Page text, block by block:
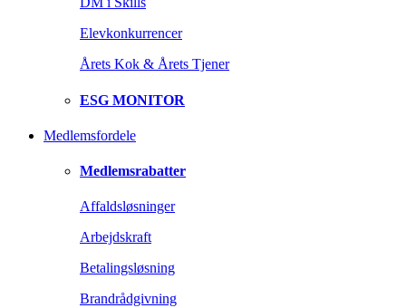
Elevkonkurrencer
Årets Kok & Årets Tjener
ESG MONITOR
Medlemsfordele
Medlemsrabatter
Affaldsløsninger
Arbejdskraft
Betalingsløsning
Brandrådgivning